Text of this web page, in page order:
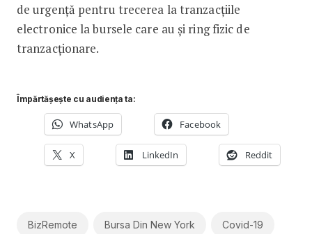
de urgență pentru trecerea la tranzacțiile
electronice la bursele care au și ring fizic de
tranzacționare.
Împărtășește cu audiența ta:
WhatsApp Facebook
X LinkedIn Reddit
BizRemote Bursa Din New York Covid-19